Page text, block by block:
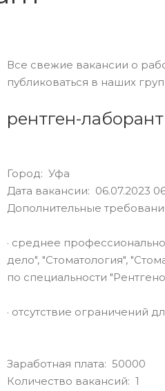
Все свежие вакансии о
публиковаться в наших
рентген-лаборант
Город: Уфа
Дата вакансии: 06.07.2023
Дополнительные
· среднее
дело", "Стоматология",
по специальности
· отсутствие ограничений
Заработная плата: 50000
Количество вакансий: 1